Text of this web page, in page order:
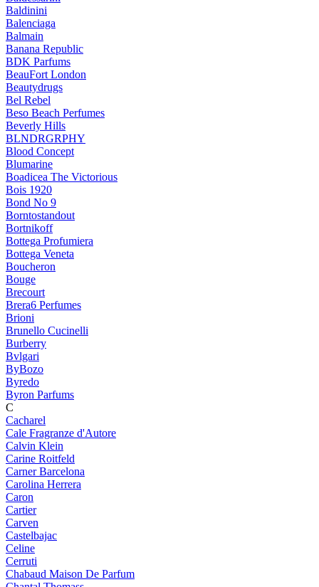
Baldinini
Balenciaga
Balmain
Banana Republic
BDK Parfums
BeauFort London
Beautydrugs
Bel Rebel
Beso Beach Perfumes
Beverly Hills
BLNDRGRPHY
Blood Concept
Blumarine
Boadicea The Victorious
Bois 1920
Bond No 9
Borntostandout
Bortnikoff
Bottega Profumiera
Bottega Veneta
Boucheron
Bouge
Brecourt
Brera6 Perfumes
Brioni
Brunello Cucinelli
Burberry
Bvlgari
ByBozo
Byredo
Byron Parfums
C
Cacharel
Cale Fragranze d'Autore
Calvin Klein
Carine Roitfeld
Carner Barcelona
Carolina Herrera
Caron
Cartier
Carven
Castelbajac
Celine
Cerruti
Chabaud Maison De Parfum